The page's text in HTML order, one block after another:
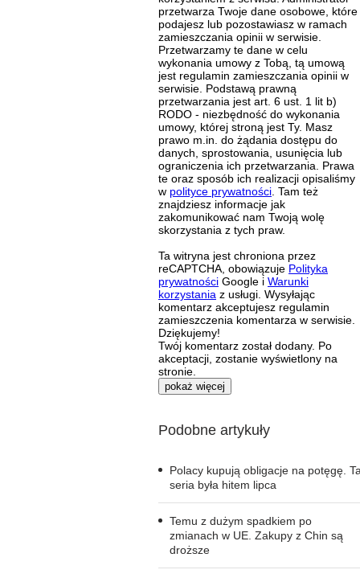
przetwarza Twoje dane osobowe, które
podajesz lub pozostawiasz w ramach
zamieszczania opinii w serwisie.
Przetwarzamy te dane w celu
wykonania umowy z Tobą, tą umową
jest regulamin zamieszczania opinii w
serwisie. Podstawą prawną
przetwarzania jest art. 6 ust. 1 lit b)
RODO - niezbędność do wykonania
umowy, której stroną jest Ty. Masz
prawo m.in. do żądania dostępu do
danych, sprostowania, usunięcia lub
ograniczenia ich przetwarzania. Prawa
te oraz sposób ich realizacji opisaliśmy
w polityce prywatności . Tam też
znajdziesz informacje jak
zakomunikować nam Twoją wolę
skorzystania z tych praw.
Ta witryna jest chroniona przez
reCAPTCHA, obowiązuje Polityka
prywatności Google i Warunki
korzystania z usługi. Wysyłając
komentarz akceptujesz regulamin
zamieszczenia komentarza w serwisie.
Dziękujemy!
Twój komentarz został dodany. Po
akceptacji, zostanie wyświetlony na
stronie.
pokaż więcej
Podobne artykuły
Polacy kupują obligacje na potęgę.
seria była hitem lipca
Temu z dużym spadkiem po
zmianach w UE. Zakupy z Chin są
droższe